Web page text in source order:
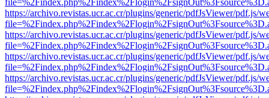
https://archivo.revistas.ucr.ac.cr/plugins/generic/pdfJsViewer/pdf.js/
https://archivo.revistas.ucr.ac.cr/plugins/generic/pdfJsViewer/pdf.js/
https://archivo.revistas.ucr.ac.cr/plugins/generic/pdfJsViewer/pdf.js/
https://archivo.revistas.ucr.ac.cr/plugins/generic/pdfJsViewer/pdf.js/